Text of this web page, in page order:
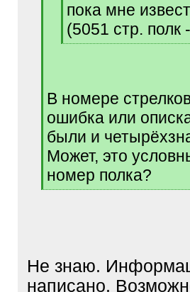
пока мне
(5051 стр. полк
[
В номере
ошибка или
были и
Может, это
номер полка?
[
Не знаю.
написано.